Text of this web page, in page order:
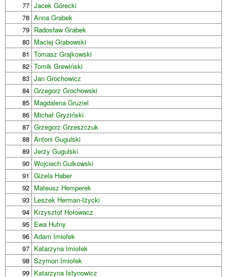
77 Jacek Górecki
78 Anna Grabek
79 Radosław Grabek
80 Maciej Grabowski
81 Tomasz Grajkowski
82 Tomik Grewiński
83 Jan Grochowicz
84 Grzegorz Grochowski
85 Magdalena Gruziel
86 Michał Gryziński
87 Grzegorz Grzeszczuk
88 Antoni Gugulski
89 Jerzy Gugulski
90 Wojciech Gulkowski
91 Gizela Haber
92 Mateusz Hemperek
93 Leszek Herman-Iżycki
94 Krzysztof Hołowacz
95 Ewa Hutny
96 Adam Imiołek
97 Katarzyna Imiołek
98 Szymon Imiołek
99 Katarzyna Istynowicz